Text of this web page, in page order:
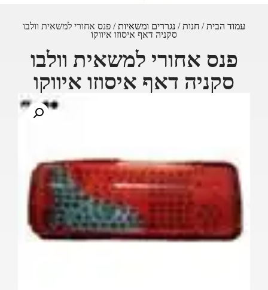
עמוד הבית/חנות/נגררים ומשאיות/ פנס אחורי למשאית וולבו
סקניה דאף איסוזו איווקו
פנס אחורי למשאית וולבו
סקניה דאף איסוזו איווקו